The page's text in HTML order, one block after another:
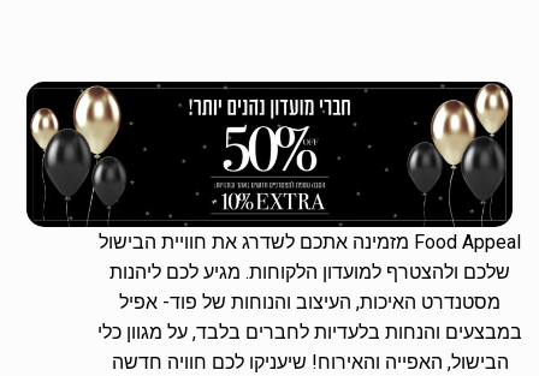
Food Appeal מזמינה אתכם לשדרג את חוויית הבישול
שלכם ולהצטרף למועדון הלקוחות. מגיע לכם ליהנות
מסטנדרט האיכות, העיצוב והנוחות של פוד- אפיל
במבצעים והנחות בלעדיות לחברים בלבד, על מגוון כלי
הבישול, האפייה והאירוח! שיעניקו לכם חוויה חדשה